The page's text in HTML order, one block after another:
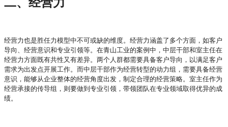
经营力也是胜任力模型中不可或缺的维度。经营力涵盖了多个方面，如客户
导向、经营意识和专业引领等。在青山工业的案例中，中层干部和室主任在
经营力方面既有共性又有差异。两个人群都需要具备客户导向，以满足客户
需求为出发点开展工作。而中层干部作为经营转型的动力组，需要具备经营
意识，能够从企业整体的经营角度出发，制定合理的经营策略。室主任作为
经营承接的传导组，则要做到专业引领，带领团队在专业领域取得优异的成
绩。